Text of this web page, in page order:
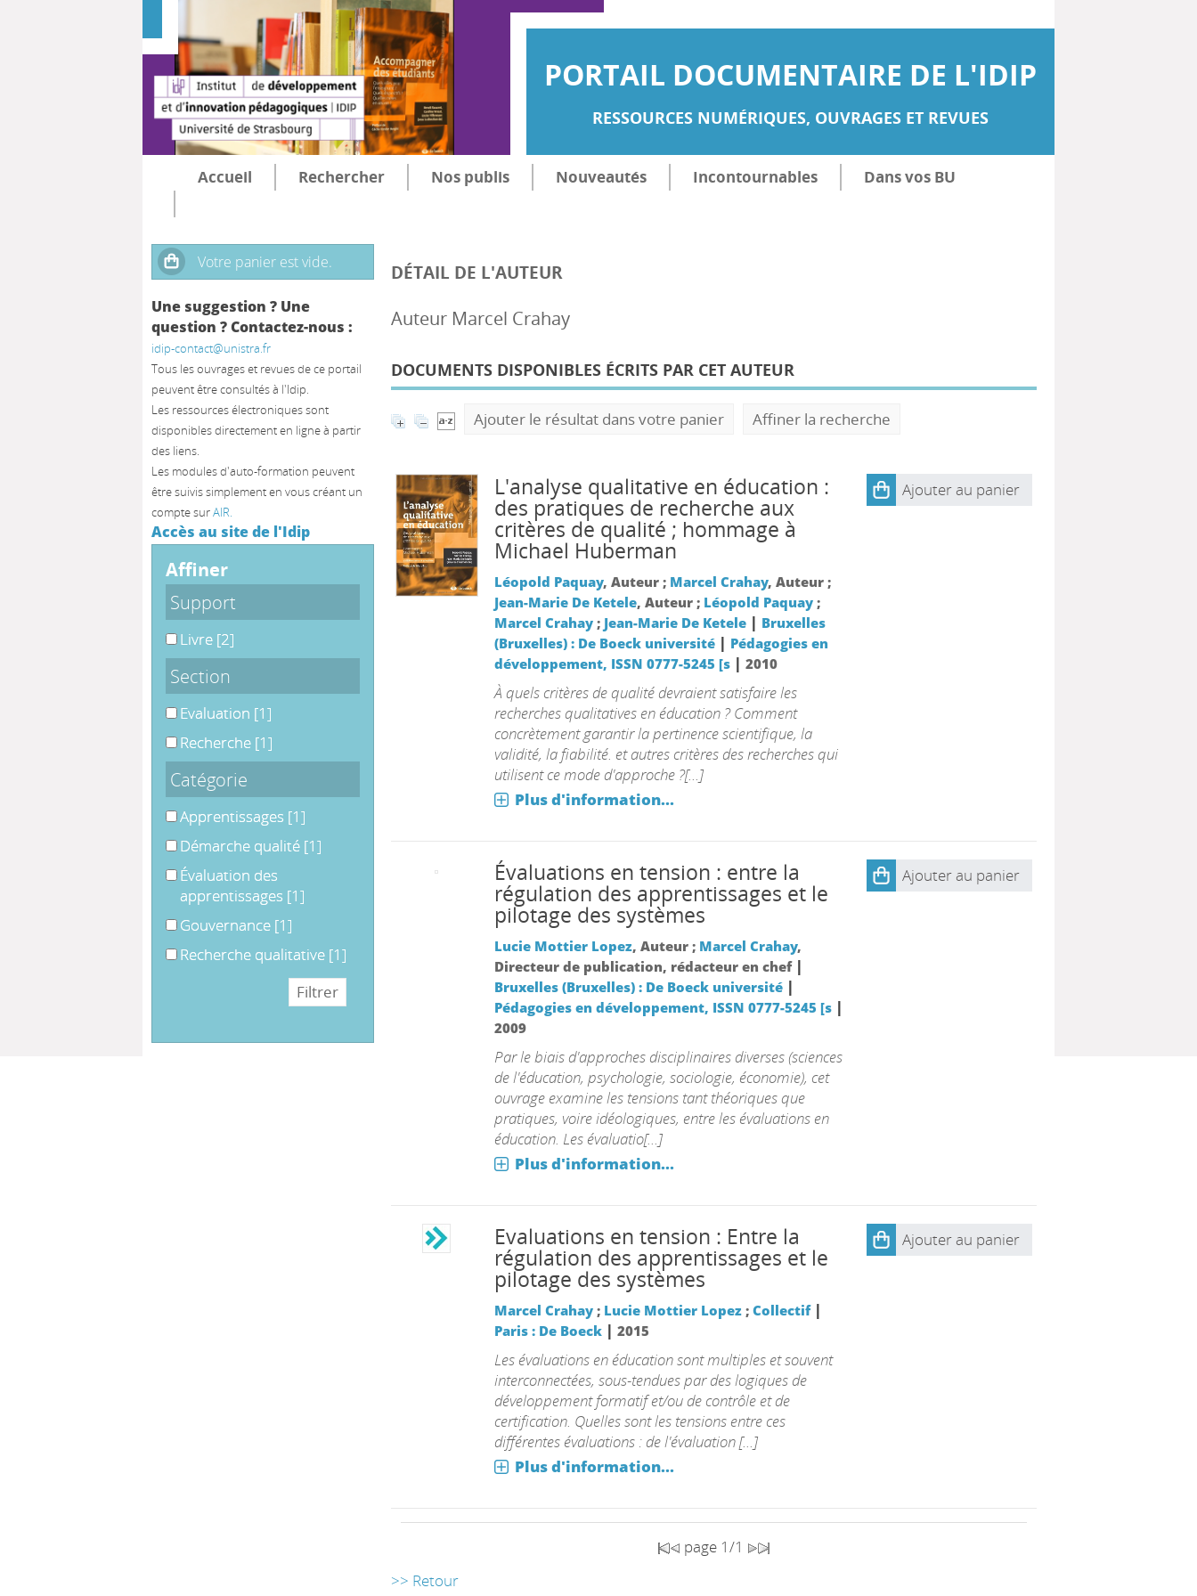
PORTAIL DOCUMENTAIRE DE L'IDIP
RESSOURCES NUMÉRIQUES, OUVRAGES ET REVUES
Accueil Rechercher Nos publis Nouveautés Incontournables Dans vos BU
DÉTAIL DE L'AUTEUR
Auteur Marcel Crahay
DOCUMENTS DISPONIBLES ÉCRITS PAR CET AUTEUR
Ajouter le résultat dans votre panier Affiner la recherche
L'analyse qualitative en éducation :
des pratiques de recherche aux
critères de qualité ; hommage à
Michael Huberman
Léopold Paquay, Auteur ; Marcel Crahay, Auteur ;
Jean-Marie De Ketele, Auteur ; Léopold Paquay;
Marcel Crahay; Jean-Marie De Ketele | Bruxelles
(Bruxelles) : De Boeck université| Pédagogies en
développement, ISSN 0777-5245 [s| 2010
À quels critères de qualité devraient satisfaire les
recherches qualitatives en éducation ? Comment
concrètement garantir la pertinence scientifique, la
validité, la fiabilité. et autres critères des recherches qui
utilisent ce mode d'approche ?[...]
Plus d'information...
Ajouter au panier
Évaluations en tension : entre la
régulation des apprentissages et le
pilotage des systèmes
Lucie Mottier Lopez, Auteur ; Marcel Crahay,
Directeur de publication, rédacteur en chef |
Bruxelles (Bruxelles) : De Boeck université|
Pédagogies en développement, ISSN 0777-5245 [s|
2009
Par le biais d'approches disciplinaires diverses (sciences
de l'éducation, psychologie, sociologie, économie), cet
ouvrage examine les tensions tant théoriques que
pratiques, voire idéologiques, entre les évaluations en
éducation. Les évaluatio[...]
Plus d'information...
Ajouter au panier
Evaluations en tension : Entre la
régulation des apprentissages et le
pilotage des systèmes
Marcel Crahay; Lucie Mottier Lopez; Collectif |
Paris : De Boeck| 2015
Les évaluations en éducation sont multiples et souvent
interconnectées, sous-tendues par des logiques de
développement formatif et/ou de contrôle et de
certification. Quelles sont les tensions entre ces
différentes évaluations : de l'évaluation [...]
Plus d'information...
Ajouter au panier
page 1/1
>> Retour
Une suggestion ? Une
question ? Contactez-nous :
idip-contact@unistra.fr
Tous les ouvrages et revues de ce portail
peuvent être consultés à l'Idip.
Les ressources électroniques sont
disponibles directement en ligne à partir
des liens.
Les modules d'auto-formation peuvent
être suivis simplement en vous créant un
compte surAIR.
Accès au site de l'Idip
affiner
Support
Livre [2]
Section
Evaluation [1]
Recherche [1]
Catégorie
Apprentissages [1]
Démarche qualité [1]
Évaluation des
apprentissages [1]
Gouvernance [1]
Recherche qualitative [1]